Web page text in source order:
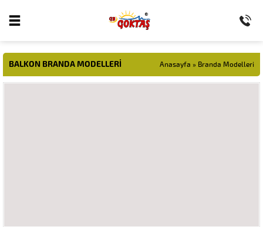
BALKON BRANDA MODELLERI Anasayfa » Branda Modelleri